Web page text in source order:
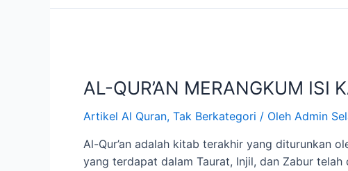
AL-QUR’AN MERANGKUM ISI
Artikel Al Quran, Tak Berkategori / Oleh Admin
Al-Qur’an adalah kitab terakhir yang diturunkan
yang terdapat dalam Taurat, Injil, dan Zabur